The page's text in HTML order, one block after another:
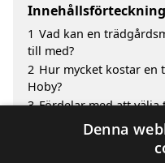
Innehållsförteckning
1 Vad kan en
till med?
2 Hur mycket kostar en
Hoby?
3 Fördelar med att
Sök efter en skicklig
omgivande städerna
Denna